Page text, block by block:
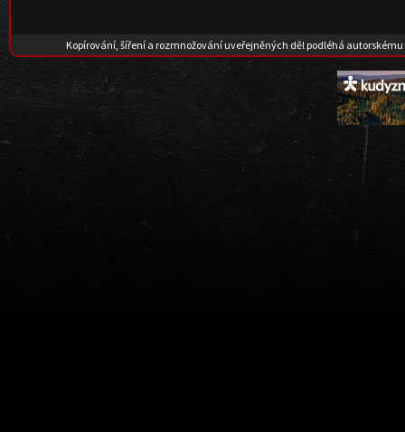
Kopírování, šíření a rozmnožování uveřejněných děl podléhá autorskému